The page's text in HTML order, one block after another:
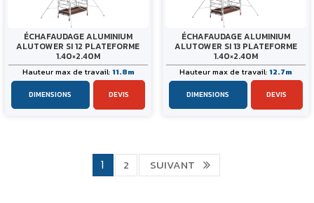
ÉCHAFAUDAGE ALUMINIUM
ALUTOWER SI 12 PLATEFORME
1.40×2.40M
DIMENSIONS DEVIS
Hauteur max de travail:11.8m
ÉCHAFAUDAGE ALUMINIUM
ALUTOWER SI 13 PLATEFORME
1.40×2.40M
DIMENSIONS DEVIS
Hauteur max de travail:12.7m
1 2 SUIVANT